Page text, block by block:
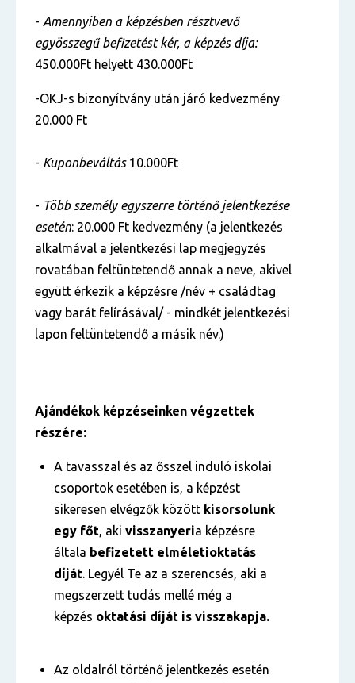
- Amennyiben a képzésben résztvevő
egyösszegű befizetést kér, a képzés díja:
450.000Ft helyett 430.000Ft
-OKJ-s bizonyítvány után járó kedvezmény
20.000 Ft
- Kuponbeváltás10.000Ft
- Több személy egyszerre történő jelentkezése
esetén: 20.000 Ft kedvezmény (a jelentkezés
alkalmával a jelentkezési lap megjegyzés
rovatában feltüntetendő annak a neve, akivel
együtt érkezik a képzésre /név + családtag
vagy barát felírásával/ - mindkét jelentkezési
lapon feltüntetendő a másik név.)
Ajándékok képzéseinken végzettek
részére:
A tavasszal és az ősszel induló iskolai
csoportok esetében is, a képzést
sikeresen elvégzők között kisorsolunk
egy főt, aki visszanyeria képzésre
általa befizetett elméletioktatás
díját. Legyél Te az a szerencsés, aki a
megszerzett tudás mellé még a
képzés oktatási díját is visszakapja.
Az oldalról történő jelentkezés esetén